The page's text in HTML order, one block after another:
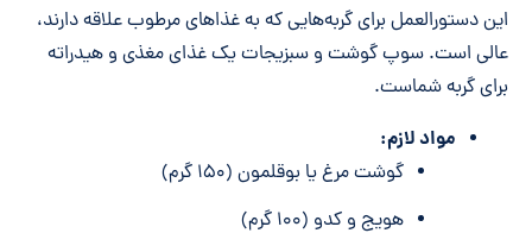
این دستورالعمل برای گربه‌هایی که به غذاهای مرطوب علاقه دارند،
عالی است. سوپ گوشت و سبزیجات یک غذای مغذی و هیدراته
برای گربه شماست.
مواد لازم:
گوشت مرغ یا بوقلمون (۱۵۰ گرم)
هویج و کدو (۱۰۰ گرم)